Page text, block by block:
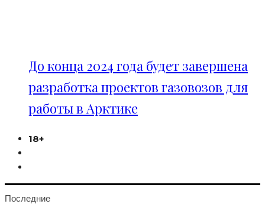
До конца 2024 года будет завершена
разработка проектов газовозов для
работы в Арктике
18+
Последние